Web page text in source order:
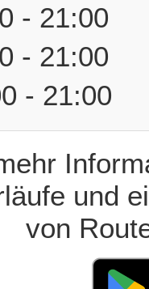
- 21:00
- 21:00
- 21:00
und
von